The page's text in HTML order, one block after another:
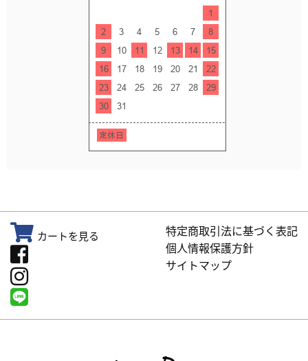
カートを見る
特定商取引法に基づく表記
個人情報保護方針
サイトマップ